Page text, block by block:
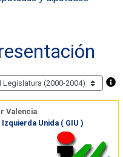
Valencia
Izquierda Unida ( GIU )